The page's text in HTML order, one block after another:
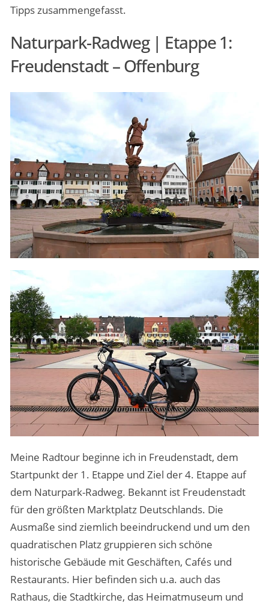
Tipps zusammengefasst.
Naturpark-Radweg | Etappe 1:
Freudenstadt – Offenburg
Meine Radtour beginne ich in Freudenstadt, dem
Startpunkt der 1. Etappe und Ziel der 4. Etappe auf
dem Naturpark-Radweg. Bekannt ist Freudenstadt
für den größten Marktplatz Deutschlands. Die
Ausmaße sind ziemlich beeindruckend und um den
quadratischen Platz gruppieren sich schöne
historische Gebäude mit Geschäften, Cafés und
Restaurants. Hier befinden sich u.a. auch das
Rathaus, die Stadtkirche, das Heimatmuseum und